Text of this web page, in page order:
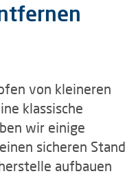
von kleineren
klassische
wir einige
sicheren Stand
aufbauen